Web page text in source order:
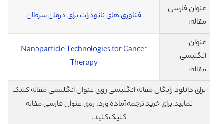
عنوان فارسی
مقاله:
فناوری های نانوذرات برای درمان سرطان
عنوان
انگلیسی
مقاله:
Nanoparticle Technologies for Cancer
Therapy
برای دانلود رایگان مقاله انگلیسی روی عنوان انگلیسی مقاله کلیک
نمایید.برای خرید ترجمه آماده ورد، روی عنوان فارسی مقاله
کلیک کنید.